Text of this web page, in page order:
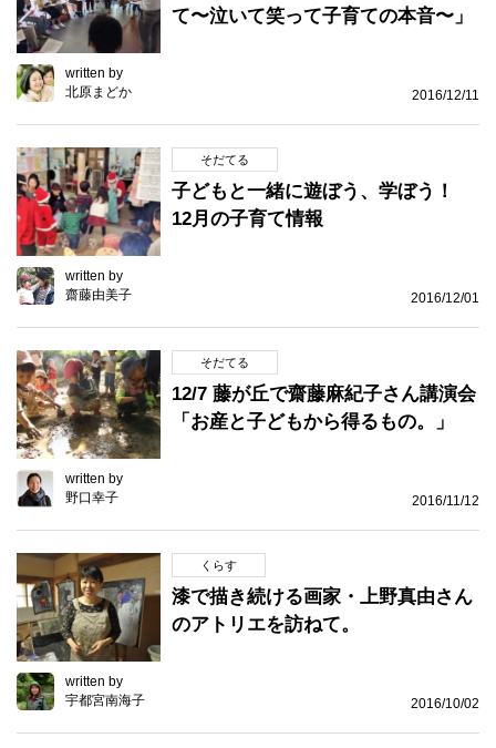
て〜泣いて笑って子育ての本音〜」
written by
北原まどか
2016/12/11
そだてる
子どもと一緒に遊ぼう、学ぼう！
12月の子育て情報
written by
齋藤由美子
2016/12/01
そだてる
12/7 藤が丘で齋藤麻紀子さん講演会
「お産と子どもから得るもの。」
written by
野口幸子
2016/11/12
くらす
漆で描き続ける画家・上野真由さん
のアトリエを訪ねて。
written by
宇都宮南海子
2016/10/02